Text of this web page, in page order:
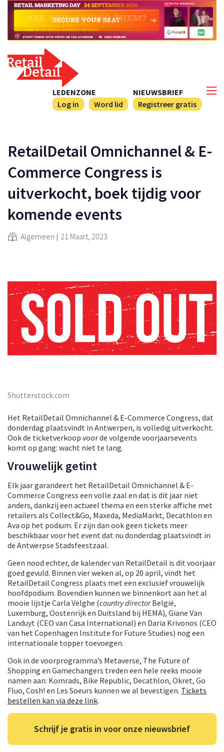
NIEUWSBRIEF
Registreer gratis
LEDENZONE
Log in
Word lid
RetailDetail Omnichannel & E-
Commerce Congress is
uitverkocht, boek tijdig voor
komende events
Algemeen 21 Maart, 2023
Shutterstock.com
Het RetailDetail Omnichannel & E-Commerce Congress, dat
donderdag plaatsvindt in Antwerpen, is volledig uitverkocht.
Ook de ticketverkoop voor de volgende voorjaarsevents
komt op gang: wacht niet te lang.
Vrouwelijk getint
Elk jaar garandeert het RetailDetail Omnichannel & E-
Commerce Congress een volle zaal en dat is dit jaar niet
anders, dankzij een actueel thema en een sterke affiche met
retailers als Collect&Go, Maxeda, MediaMarkt, Decathlon en
Ava op het podium. Er zijn dan ook geen tickets meer
beschikbaar voor het event dat nu donderdag plaatsvindt in
de Antwerpse Stadsfeestzaal.
Geen nood echter, de kalender van RetailDetail is dit voorjaar
goed gevuld. Binnen vier weken al, op 20 april, vindt het
RetailDetail Congress plaats met een exclusief vrouwelijk
hoofdpodium. Bovendien kunnen we binnenkort aan het al
mooie lijstje Carla Velghe (country directorBelgië,
Luxemburg, Oostenrijk en Duitsland bij HEMA), Giane Van
Landuyt (CEO van Casa International) en Daria Krivonos (CEO
van het Copenhagen Institute for Future Studies) nog een
internationale topper toevoegen.
Ook in de voorprogramma’s Metaverse, The Future of
Shopping en Gamechangers treden een hele reeks mooie
namen aan: Komrads, Bike Republic, Decathlon, Okret, Go
Fluo, Cosh! en Les Soeurs kunnen we al bevestigen. Tickets
bestellen kan via deze link.
Schrijf je gratis in voor onze nieuwsbrief